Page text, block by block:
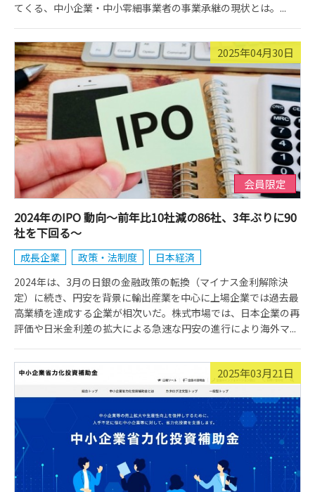
てくる、中小企業・中小零細事業者の事業承継の現状とは。...
2025年04月30日
会員限定
2024年のIPO 動向～前年比10社減の86社、3年ぶりに90
社を下回る～
成長企業 政策・法制度
日本経済
2024年は、3月の日銀の金融政策の転換（マイナス金利解除決
定）に続き、円安を背景に輸出産業を中心に上場企業では過去最
高業績を達成する企業が相次いだ。株式市場では、日本企業の再
評価や日米金利差の拡大による急速な円安の進行により海外マ...
2025年03月21日